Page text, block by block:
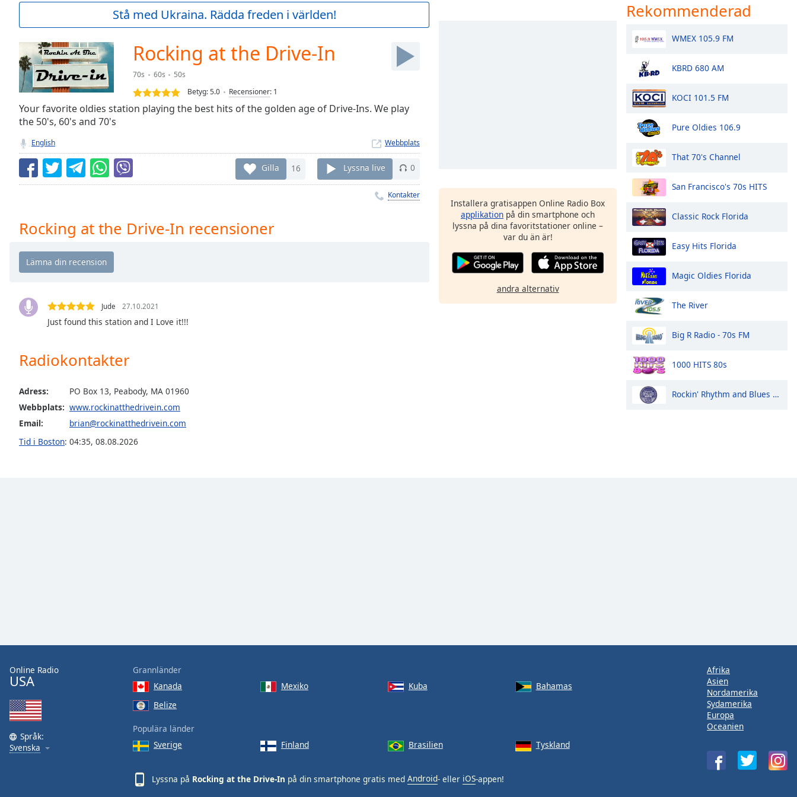
Current
Duration-:-
Loaded:
0.00%
Stream
TypeLIVE
Seek to
currently
behind
LIVE
Remaining
Time-
Playback
Chapters
Descriptions
selected
Subtitles
subtitles
settings
subtitles
window.
dialog
window.
Escape
will
Stå med Ukraina. Rädda freden i världen!
Rocking at the Drive-In
70s 60s
50s
Betyg:5.0 Recensioner: 1
Your favorite oldies station playing the best hits of the golden age of Drive-Ins. We play
the 50's, 60's and 70's
English Webbplats
Gilla 16 Lyssna live 0
Kontakter
Rocking at the Drive-In recensioner
Jude 27.10.2021
Just found this station and I Love it!!!
Radiokontakter
Adress:
PO Box 13, Peabody, MA 01960
Webbplats: www.rockinatthedrivein.com
Email:
brian@rockinatthedrivein.com
Tid i Boston: 04:35, 08.08.2026
Installera gratisappen Online Radio Box
applikation på din smartphone och
lyssna på dina favoritstationer online –
var du än är!
andra alternativ
Rekommenderad
WMEX 105.9 FM
KBRD 680 AM
KOCI 101.5 FM
Pure Oldies 106.9
That 70's Channel
San Francisco's 70s HITS
Classic Rock Florida
Easy Hits Florida
Magic Oldies Florida
The River
Big R Radio - 70s FM
1000 HITS 80s
Rockin' Rhythm and Blues Radio
Online Radio
USA
Språk:
Svenska
Grannländer
Kanada
Mexiko Kuba
Bahamas
Belize
Populära länder
Sverige
Finland Brasilien Tyskland
Lyssna på Rocking at the Drive-In på din smartphone gratis med Android- eller iOS-appen!
Afrika
Asien
Nordamerika
Sydamerika
Europa
Oceanien